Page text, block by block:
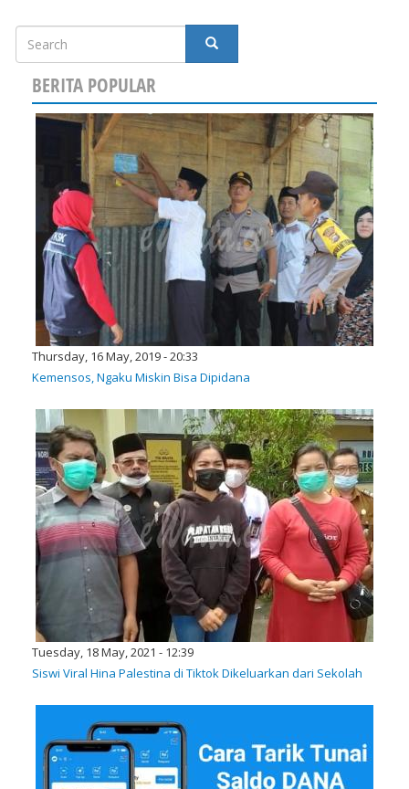
Search
SEARCH
BERITA POPULAR
Thursday, 16 May, 2019 - 20:33
Kemensos, Ngaku Miskin Bisa Dipidana
Tuesday, 18 May, 2021 - 12:39
Siswi Viral Hina Palestina di Tiktok Dikeluarkan dari Sekolah